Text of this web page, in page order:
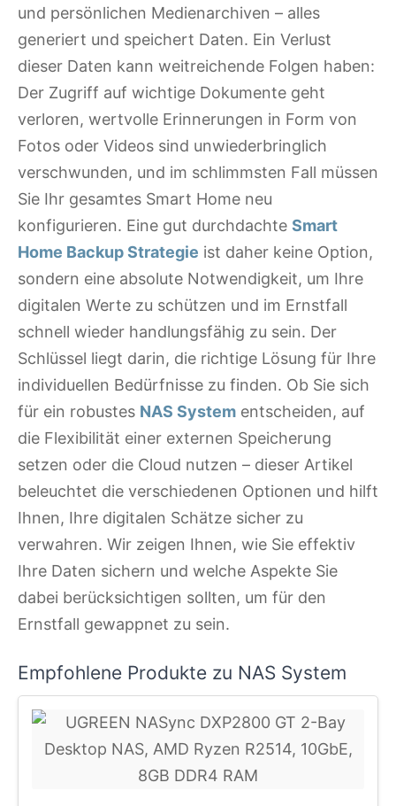
und persönlichen Medienarchiven – alles
generiert und speichert Daten. Ein Verlust
dieser Daten kann weitreichende Folgen haben:
Der Zugriff auf wichtige Dokumente geht
verloren, wertvolle Erinnerungen in Form von
Fotos oder Videos sind unwiederbringlich
verschwunden, und im schlimmsten Fall müssen
Sie Ihr gesamtes Smart Home neu
konfigurieren. Eine gut durchdachte Smart
Home Backup Strategie ist daher keine Option,
sondern eine absolute Notwendigkeit, um Ihre
digitalen Werte zu schützen und im Ernstfall
schnell wieder handlungsfähig zu sein. Der
Schlüssel liegt darin, die richtige Lösung für Ihre
individuellen Bedürfnisse zu finden. Ob Sie sich
für ein robustes NAS System entscheiden, auf
die Flexibilität einer externen Speicherung
setzen oder die Cloud nutzen – dieser Artikel
beleuchtet die verschiedenen Optionen und hilft
Ihnen, Ihre digitalen Schätze sicher zu
verwahren. Wir zeigen Ihnen, wie Sie effektiv
Ihre Daten sichern und welche Aspekte Sie
dabei berücksichtigen sollten, um für den
Ernstfall gewappnet zu sein.
Empfohlene Produkte zu NAS System